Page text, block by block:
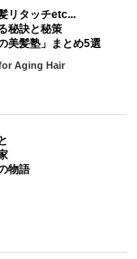
リタッチetc...
秘訣と秘策
美髪塾」まとめ5選
Aging Hair
物語